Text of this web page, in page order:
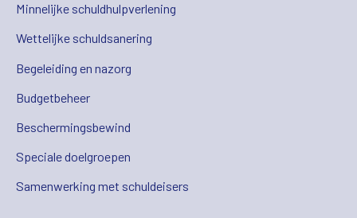
Minnelijke schuldhulpverlening
Wettelijke schuldsanering
Begeleiding en nazorg
Budgetbeheer
Beschermingsbewind
Speciale doelgroepen
Samenwerking met schuldeisers